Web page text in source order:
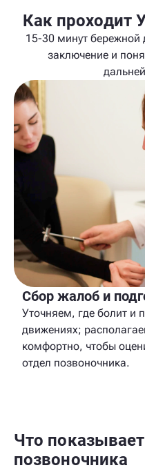
Как проходит
15-30 минут бережной
заключение и
Сбор жалоб и
Уточняем, где болит и
движениях;
комфортно, чтобы
отдел позвоночника.
Что
позвоночника